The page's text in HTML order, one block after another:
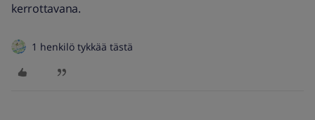
kerrottavana.
1 henkilö tykkää tästä